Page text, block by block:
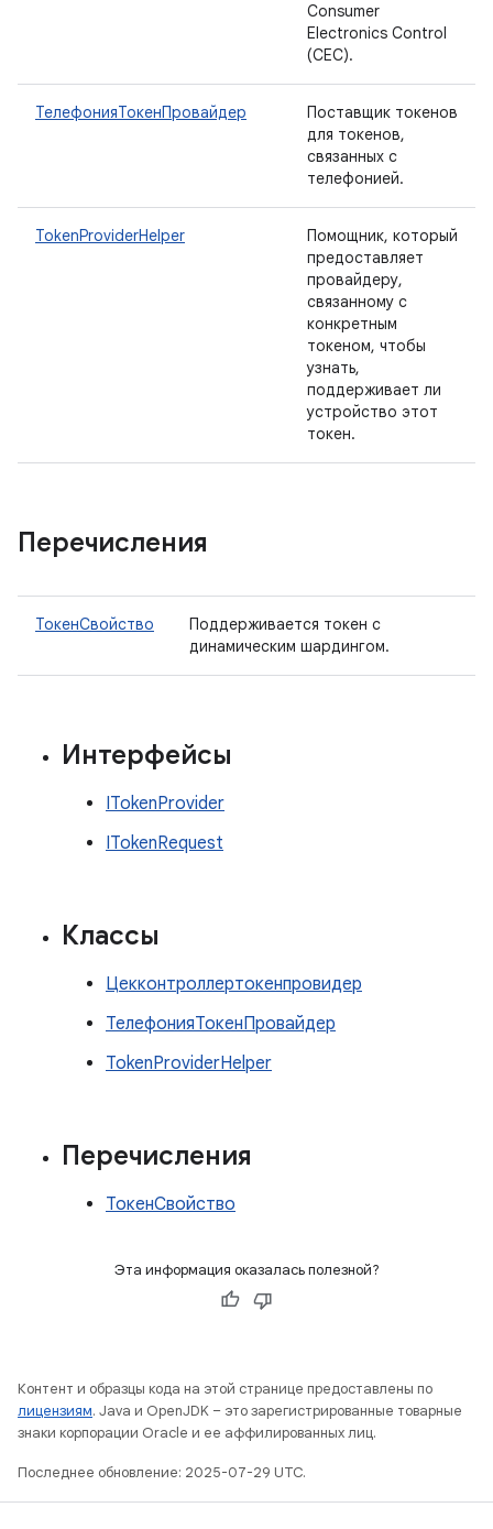
Consumer
Electronics Control
(CEC).
ТелефонияТокенПровайдер
Поставщик токенов
для токенов,
связанных с
телефонией.
TokenProviderHelper
Помощник, который
предоставляет
провайдеру,
связанному с
конкретным
токеном, чтобы
узнать,
поддерживает ли
устройство этот
токен.
Перечисления
ТокенСвойство
Поддерживается токен с
динамическим шардингом.
Интерфейсы
ITokenProvider
ITokenRequest
Классы
Цекконтроллертокенпровидер
ТелефонияТокенПровайдер
TokenProviderHelper
Перечисления
ТокенСвойство
Эта информация оказалась полезной?
Контент и образцы кода на этой странице предоставлены по
лицензиям. Java и OpenJDK – это зарегистрированные товарные
знаки корпорации Oracle и ее аффилированных лиц.
Последнее обновление: 2025-07-29 UTC.